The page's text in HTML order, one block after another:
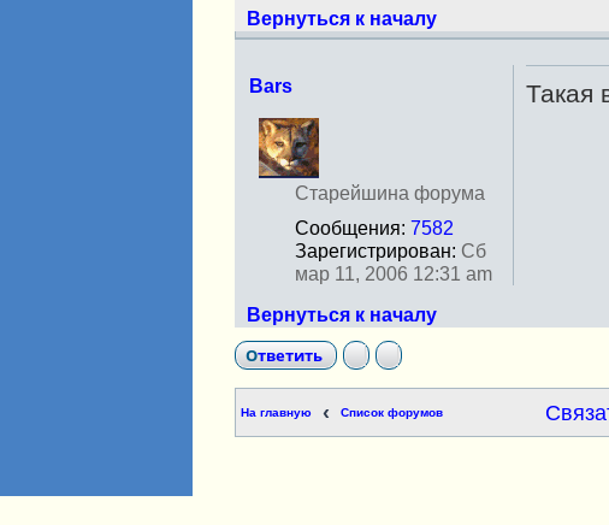
Вернуться к началу
Bars
Н
е
в
Старейшина форума
Сообщения: 7582
Зарегистрирован: Сб
мар 11, 2006 12:31 am
Такая
Вернуться к началу
Ответить
На главную Список форумов